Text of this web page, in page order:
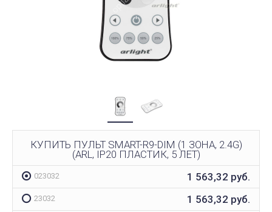
КУПИТЬ ПУЛЬТ SMART-R9-DIM (1 ЗОНА, 2.4G)
(ARL, IP20 ПЛАСТИК, 5 ЛЕТ)
023032 1 563,32 руб.
23032 1 563,32 руб.